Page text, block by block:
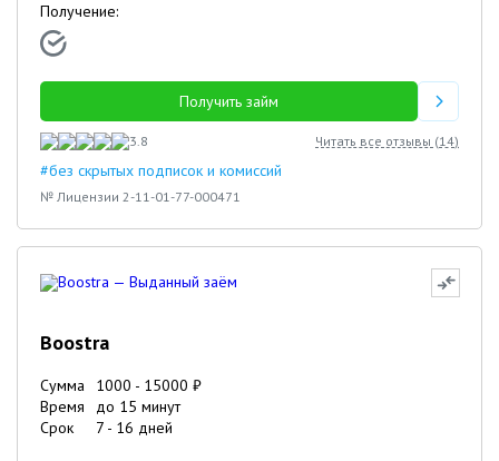
Получение:
Получить займ
3.8 Читать все отзывы (14)
#без скрытых подписок и комиссий
№ Лицензии 2-11-01-77-000471
Boostra
Сумма 1000 - 15000 ₽
Время
до 15 минут
Срок
7 - 16 дней